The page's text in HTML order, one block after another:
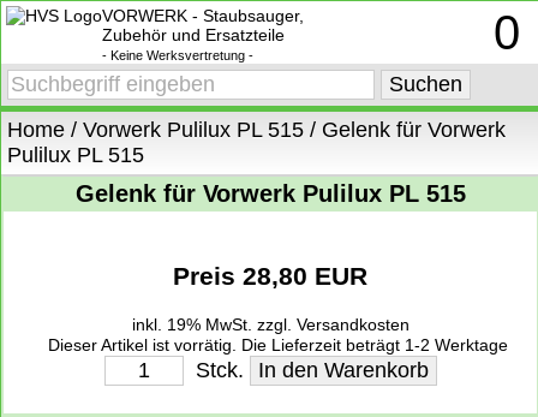
0
VORWERK - Staubsauger,
Zubehör und Ersatzteile
- Keine Werksvertretung -
Home / Vorwerk Pulilux PL 515 / Gelenk für Vorwerk
Pulilux PL 515
Gelenk für Vorwerk Pulilux PL 515
Preis 28,80 EUR
inkl. 19% MwSt. zzgl. Versandkosten
Dieser Artikel ist vorrätig. Die Lieferzeit beträgt 1-2 Werktage
deutschlandweit. Weitere Informationen zu den Lieferzeiten finden Sie
unterLieferung, Versand und Zahlung.
Stck.